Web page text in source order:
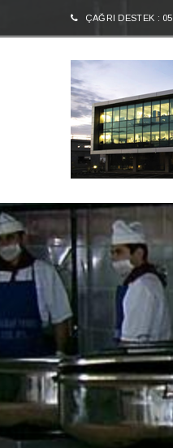
ÇAĞRI DESTEK :